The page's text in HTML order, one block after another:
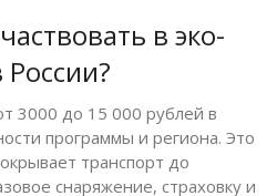
в эко-
3000 до 15 000 рублей в
программы и региона. Это
транспорт до
снаряжение, страховку и